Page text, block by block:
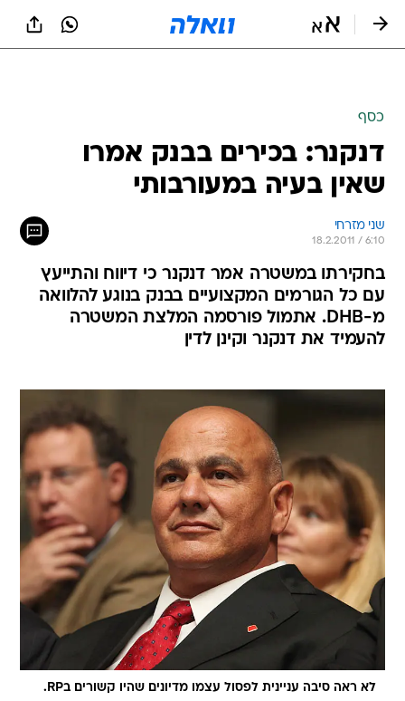
כסף
דנקנר: בכירים בבנק אמרו
שאין בעיה במעורבותי
שני מזרחי
18.2.2011 / 6:10
בחקירתו במשטרה אמר דנקנר כי דיווח והתייעץ
עם כל הגורמים המקצועיים בבנק בנוגע להלוואה
מ-DHB. אתמול פורסמה המלצת המשטרה
להעמיד את דנקנר וקינן לדין
לא ראה סיבה עניינית לפסול עצמו מדיונים שהיו קשורים בRP.